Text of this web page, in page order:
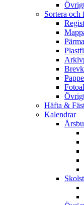
Sortera och
Häfta &
Kalendrar